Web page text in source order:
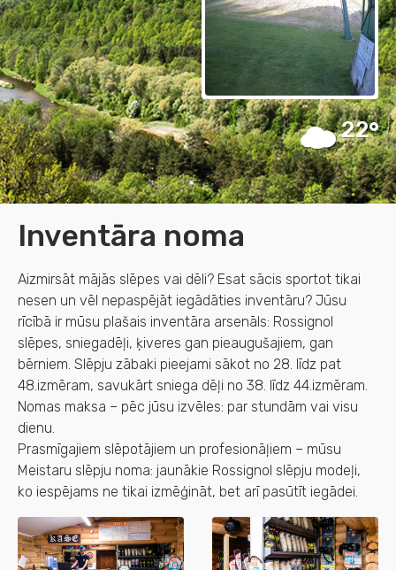
22
Inventāra noma
Aizmirsāt mājās slēpes vai dēli? Esat sācis sportot tikai
nesen un vēl nepaspējāt iegādāties inventāru? Jūsu
rīcībā ir mūsu plašais inventāra arsenāls: Rossignol
slēpes, sniegadēļi, ķiveres gan pieaugušajiem, gan
bērniem. Slēpju zābaki pieejami sākot no 28. līdz pat
48.izmēram, savukārt sniega dēļi no 38. līdz 44.izmēram.
Nomas maksa – pēc jūsu izvēles: par stundām vai visu
dienu.
Prasmīgajiem slēpotājiem un profesionāļiem – mūsu
Meistaru slēpju noma: jaunākie Rossignol slēpju modeļi,
ko iespējams ne tikai izmēģināt, bet arī pasūtīt iegādei.